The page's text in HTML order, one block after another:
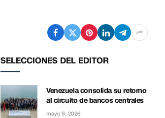
SELECCIONES DEL EDITOR
Venezuela consolida su retorno
al circuito de bancos centrales
mayo 9, 2026